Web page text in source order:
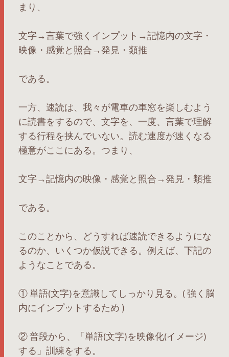
まり、
文字→言葉で強くインプット→記憶内の文字・
映像・感覚と照合→発見・類推
である。
一方、速読は、我々が電車の車窓を楽しむよう
に読書をするので、文字を、一度、言葉で理解
する行程を挟んでいない。読む速度が速くなる
極意がここにある。つまり、
文字→記憶内の映像・感覚と照合→発見・類推
である。
このことから、どうすれば速読できるようにな
るのか、いくつか仮説できる。例えば、下記の
ようなことである。
① 単語(文字)を意識してしっかり見る。( 強く脳
内にインプットするため )
② 普段から、「単語(文字)を映像化(イメージ)
する」訓練をする。